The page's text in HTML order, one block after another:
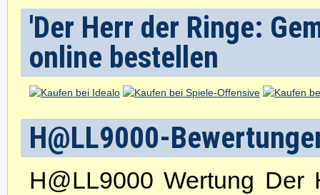
'Der Herr der Ringe:
online bestellen
H@LL9000-
H@LL9000 Wertung